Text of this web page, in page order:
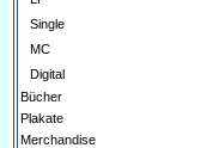
Single
MC
Digital
Bücher
Plakate
Merchandise